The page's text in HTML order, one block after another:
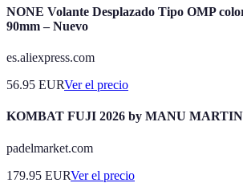
NONE Volante Desplazado Tipo OMP
90mm – Nuevo
es.aliexpress.com
56.95 EURVer el precio
KOMBAT FUJI 2026 by MANU MARTIN
padelmarket.com
179.95 EURVer el precio